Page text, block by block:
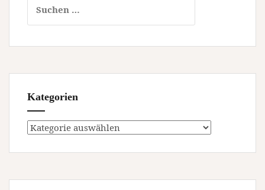
nach:
Kategorien
Kategorien